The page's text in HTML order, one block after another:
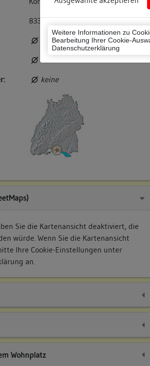
Weitere Informationen zu
Bearbeitung Ihrer Cookie-
Datenschutzerklärung
8335063019
keine
keiner
keine
Sie die Kartenansicht deaktiviert, die
würde. Wenn Sie die Kartenansicht
Ihre Cookie-Einstellungen unter
an.
Wohnplatz